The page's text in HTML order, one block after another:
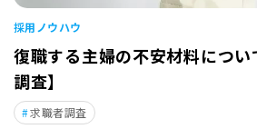
採用ノウハウ
復職する主婦の不安材料につ
調査】
求職者調査